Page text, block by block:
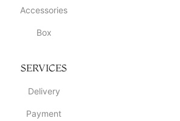
Accessories
Box
SERVICES
Delivery
Payment